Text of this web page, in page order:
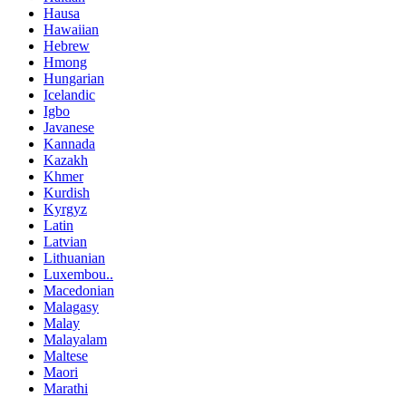
Hausa
Hawaiian
Hebrew
Hmong
Hungarian
Icelandic
Igbo
Javanese
Kannada
Kazakh
Khmer
Kurdish
Kyrgyz
Latin
Latvian
Lithuanian
Luxembou..
Macedonian
Malagasy
Malay
Malayalam
Maltese
Maori
Marathi